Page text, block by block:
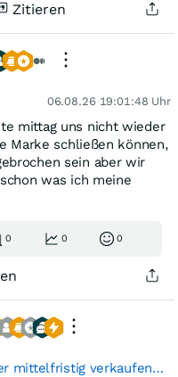
Zitieren
06.08.26 19:01:48 Uhr
mittag uns nicht wieder
Marke schließen können,
sein aber wir
was ich meine
0 0 0
mittelfristig verkaufen…